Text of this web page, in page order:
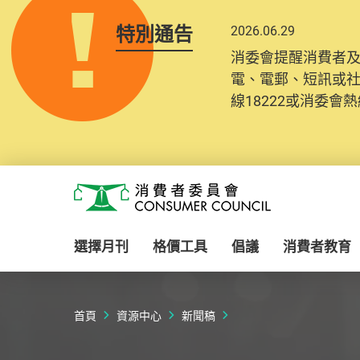
特別通告 2026.06.29
消委會提醒消費者
電、電郵、短訊或
線18222或消委會
消費者委員會
選擇月刊 格價工具 倡議 消費者教育
首頁 資源中心 新聞稿